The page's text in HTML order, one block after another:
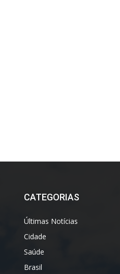
CATEGORIAS
Últimas Notícias
Cidade
Saúde
Brasil